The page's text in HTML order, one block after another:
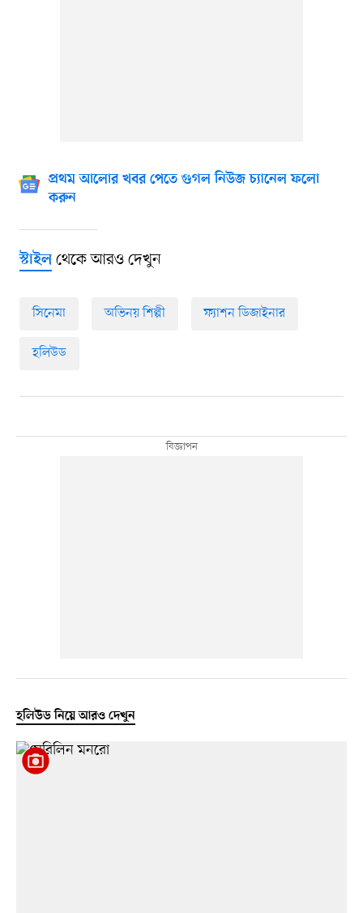
প্রথম আলোর খবর পেতে গুগল নিউজ চ্যানেল ফলো
করুন
স্টাইলথেকে আরও দেখুন
সিনেমা অভিনয় শিল্পী ফ্যাশন ডিজাইনার
হলিউড
হলিউড নিয়ে আরও দেখুন